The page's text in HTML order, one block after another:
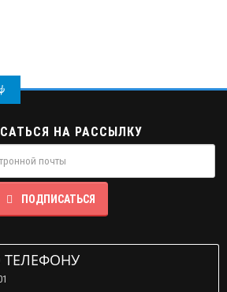
НА РАССЫЛКУ
ПОДПИСАТЬСЯ
ТЕЛЕФОНУ